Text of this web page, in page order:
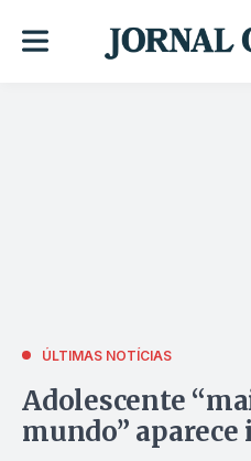
ÚLTIMAS NOTÍCIAS
Adolescente
mundo”